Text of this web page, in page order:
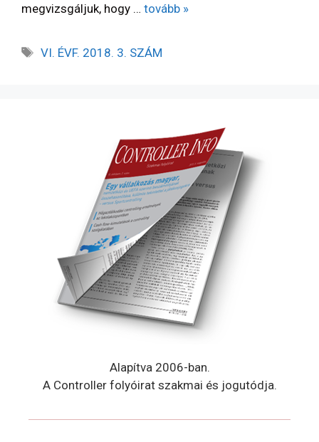
megvizsgáljuk, hogy … tovább »
VI. ÉVF. 2018. 3. SZÁM
Alapítva 2006-ban.
A Controller folyóirat szakmai és jogutódja.